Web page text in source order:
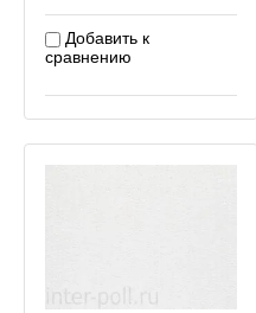
Добавить к
сравнению